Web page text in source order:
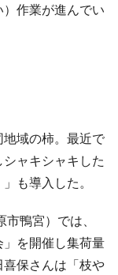
作業が進んでい
域の柿。最近で
ャキシャキした
も導入した。
鴨宮）では、
を開催し集荷量
保さんは「枝や